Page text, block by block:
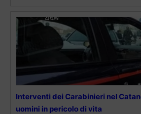
Interventi dei Carabinieri nel
uomini in pericolo di vita